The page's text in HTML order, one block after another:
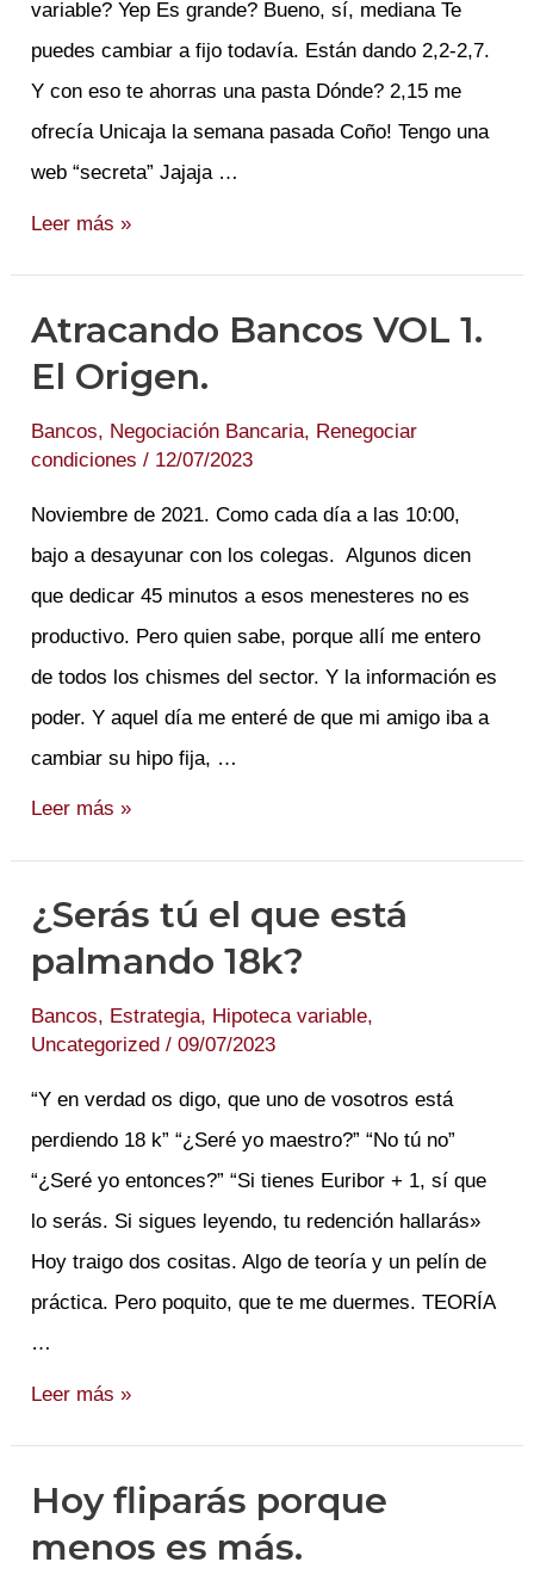
variable? Yep Es grande? Bueno, sí, mediana Te
puedes cambiar a fijo todavía. Están dando 2,2-2,7.
Y con eso te ahorras una pasta Dónde? 2,15 me
ofrecía Unicaja la semana pasada Coño! Tengo una
web “secreta” Jajaja …
Un
18k
Leer más »
Atracando Bancos VOL 1.
El Origen.
Bancos, Negociación Bancaria, Renegociar
condiciones / 12/07/2023
Noviembre de 2021. Como cada día a las 10:00,
bajo a desayunar con los colegas. Algunos dicen
que dedicar 45 minutos a esos menesteres no es
productivo. Pero quien sabe, porque allí me entero
de todos los chismes del sector. Y la información es
poder. Y aquel día me enteré de que mi amigo iba a
cambiar su hipo fija, …
Atracando
1.
El
Origen.
Leer más »
¿Serás tú el que está
palmando 18k?
Bancos, Estrategia, Hipoteca variable,
Uncategorized /09/07/2023
“Y en verdad os digo, que uno de vosotros está
perdiendo 18 k” “¿Seré yo maestro?” “No tú no”
“¿Seré yo entonces?” “Si tienes Euribor + 1, sí que
lo serás. Si sigues leyendo, tu redención hallarás»
Hoy traigo dos cositas. Algo de teoría y un pelín de
práctica. Pero poquito, que te me duermes. TEORÍA
…
¿Serás
que
está
Leer más »
Hoy fliparás porque
menos es más.